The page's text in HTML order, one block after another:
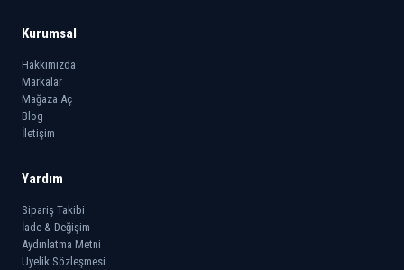
Kurumsal
Hakkımızda
Markalar
Mağaza Aç
Blog
İletişim
Yardım
Sipariş Takibi
İade & Değişim
Aydınlatma Metni
Üyelik Sözleşmesi